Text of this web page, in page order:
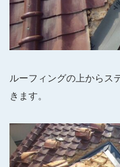
ルーフィングの上からス
きます。